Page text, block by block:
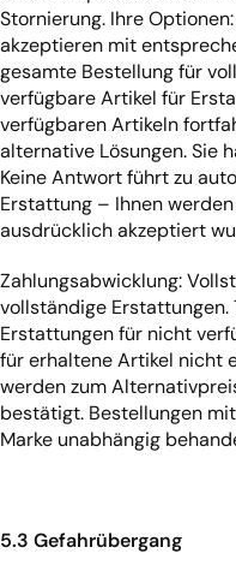
Stornierung. Ihre
akzeptieren mit
gesamte Bestellung für
verfügbare Artikel für
verfügbaren Artikeln
alternative Lösungen. Sie
Keine Antwort führt zu
Erstattung – Ihnen
ausdrücklich akzeptiert
Zahlungsabwicklung:
vollständige
Erstattungen für nicht
für erhaltene Artikel nicht
werden zum
bestätigt. Bestellungen
Marke unabhängig
5.3 Gefahrübergang